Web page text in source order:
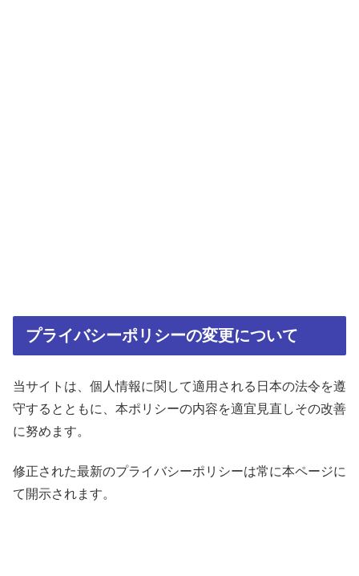
プライバシーポリシーの変更について
当サイトは、個人情報に関して適用される日本の法令を遵
守するとともに、本ポリシーの内容を適宜見直しその改善
に努めます。
修正された最新のプライバシーポリシーは常に本ページに
て開示されます。